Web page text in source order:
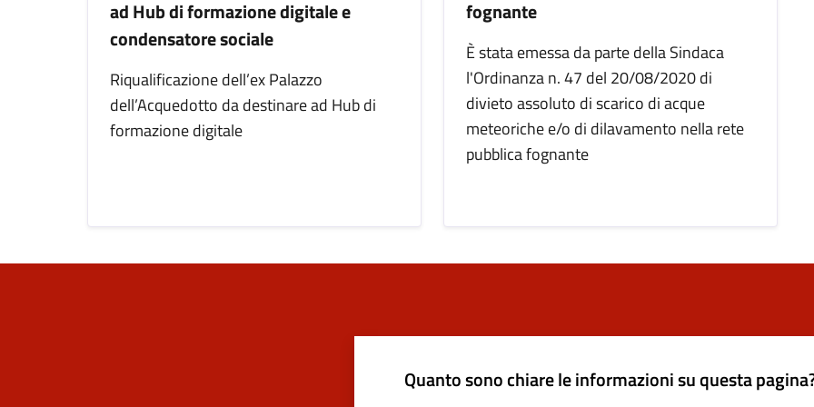
ad Hub di formazione digitale e
condensatore sociale
Riqualificazione dell’ex Palazzo
dell’Acquedotto da destinare ad Hub di
formazione digitale
fognante
È stata emessa da parte della Sindaca
l'Ordinanza n. 47 del 20/08/2020 di
divieto assoluto di scarico di acque
meteoriche e/o di dilavamento nella rete
pubblica fognante
Quanto sono chiare le informazioni su questa